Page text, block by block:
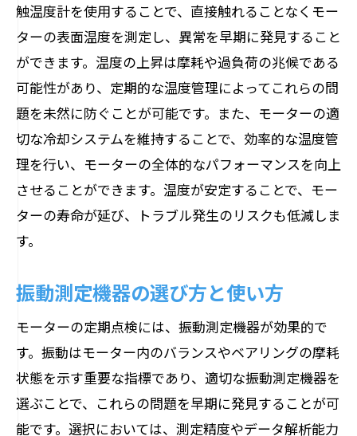
触温度計を使用することで、直接触れることなくモー
ターの表面温度を測定し、異常を早期に発見すること
ができます。温度の上昇は摩耗や過負荷の兆候である
可能性があり、定期的な温度管理によってこれらの問
題を未然に防ぐことが可能です。また、モーターの適
切な冷却システムを維持することで、効率的な温度管
理を行い、モーターの全体的なパフォーマンスを向上
させることができます。温度が安定することで、モー
ターの寿命が延び、トラブル発生のリスクも低減しま
す。
振動測定機器の選び方と使い方
モーターの定期点検には、振動測定機器が効果的で
す。振動はモーター内のバランスやベアリングの摩耗
状態を示す重要な指標であり、適切な振動測定機器を
選ぶことで、これらの問題を早期に発見することが可
能です。選択においては、測定精度やデータ解析能力